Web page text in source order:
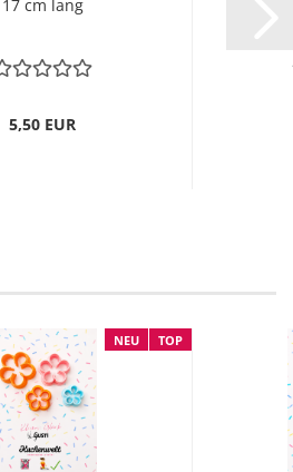
17 cm lang
5,50 EUR
NEU TOP